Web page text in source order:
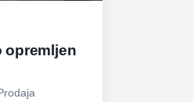
opremljen